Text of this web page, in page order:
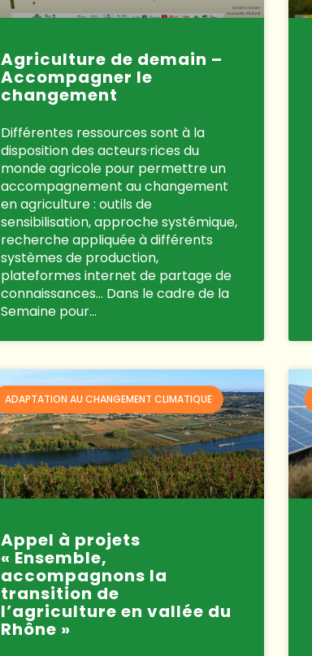
Agriculture de demain –
Accompagner le
changement
Différentes ressources sont à la
disposition des acteurs·rices du
monde agricole pour permettre un
accompagnement au changement
en agriculture : outils de
sensibilisation, approche systémique,
recherche appliquée à différents
systèmes de production,
plateformes internet de partage de
connaissances… Dans le cadre de la
Semaine pour…
ADAPTATION AU CHANGEMENT CLIMATIQUE
Appel à projets
« Ensemble,
accompagnons la
transition de
l’agriculture en vallée du
Rhône »